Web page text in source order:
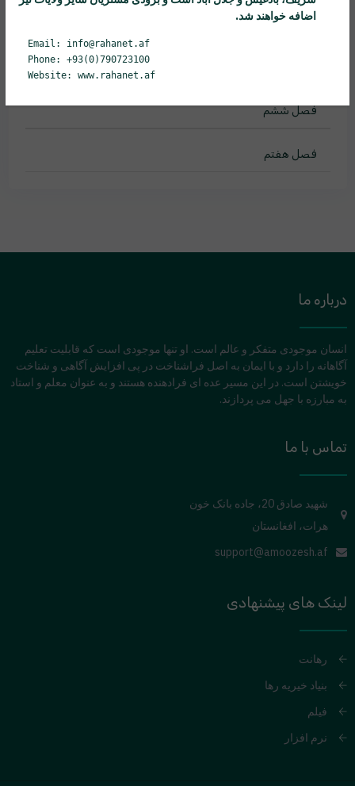
فصل چهارم
فصل ششم
فصل هفتم
درباره ما
انسان موجودی متفکر و عالم است. او تنها موجودی است که قابلیت تعلیم
آگاهانه را دارد و با ایمان به اصل فراشناخت در پی افزایش آگاهی و شناخت
خویشتن است. در این مسیر عده ای فرادهنده هستند و به عنوان معلم و استاد
به مبارزه با جهل می پردازند.
تماس با ما
شهید صادق 20، جاده بانک خون
هرات، افغانستان
support@amoozesh.af
لینک های پیشنهادی
رهانت
بنیاد خیریه رها
فیلم
نرم افزار
اضافه خواهند شد.
Email: info@rahanet.af
Phone: +93(0)790723100
Website: www.rahanet.af